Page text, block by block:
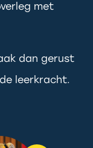
met
dan gerust
leerkracht.